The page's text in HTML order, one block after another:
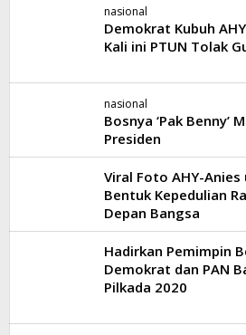
nasional
Demokrat Kubuh
Kali ini PTUN Tolak
nasional
Bosnya ‘Pak Benny’
Presiden
Viral Foto AHY-Anies
Bentuk Kepedulian
Depan Bangsa
Hadirkan Pemimpin
Demokrat dan PAN
Pilkada 2020